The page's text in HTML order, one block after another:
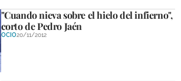
"Cuando nieva sobre el hielo del infierno",
corto de Pedro Jaén
OCIO20/11/2012